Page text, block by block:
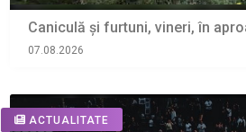
Caniculă și furtuni, vineri, în
07.08.2026
ACTUALITATE